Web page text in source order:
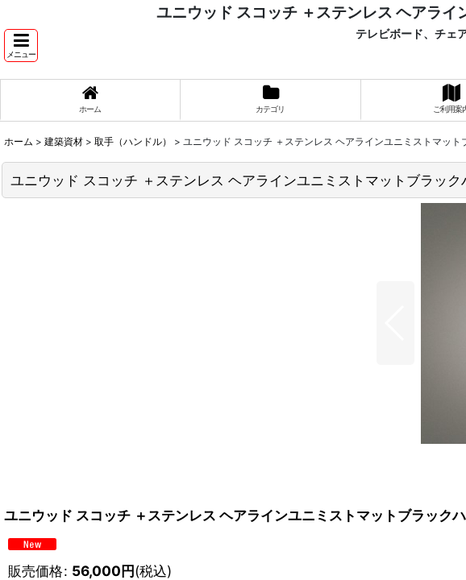
ユニウッド スコッチ ＋ステンレス ヘアラ
メニュー
テレビボード、チェ
ホーム カテゴリ ご利用案
ホーム > 建築資材 > 取手（ハンドル） > ユニウッド スコッチ ＋ステンレス ヘアラインユニミストマッ
ユニウッド スコッチ ＋ステンレス ヘアラインユニミストマットブラッ
ユニウッド スコッチ ＋ステンレス ヘアラインユニミストマットブラッ
販売価格: 56,000円(税込)